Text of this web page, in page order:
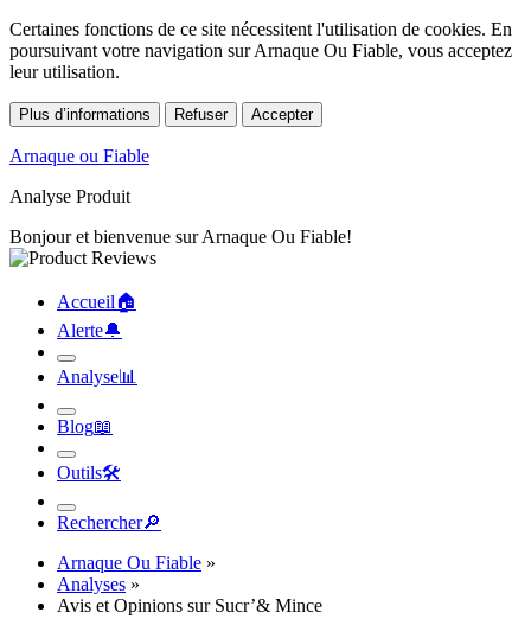
Certaines fonctions de ce site nécessitent l'utilisation de cookies. En
poursuivant votre navigation sur Arnaque Ou Fiable, vous acceptez
leur utilisation.
Plus d’informations Refuser Accepter
Arnaque ou Fiable
Analyse Produit
Bonjour et bienvenue sur Arnaque Ou Fiable!
Accueil🏠︎
Alerte🔔︎
Analyse📊︎
Blog📖︎
Outils🛠︎
Rechercher🔎︎
Arnaque Ou Fiable »
Analyses »
Avis et Opinions sur Sucr’& Mince